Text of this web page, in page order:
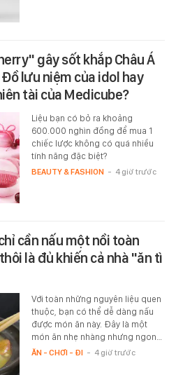
gây sốt khắp Châu Á
lưu niệm của idol hay
tài của Medicube?
Liệu bạn có bỏ ra khoảng
600.000 nghìn đồng để mua 1
chiếc lược không có quá nhiều
tính năng đặc biệt?
BEAUTY & FASHION - 4 giờ trước
cần nấu một nồi toàn
là đủ khiến cả nhà "ăn tì
Với toàn những nguyên liệu quen
thuộc, bạn có thể dễ dàng nấu
được món ăn này. Đây là một
món ăn nhẹ nhàng nhưng ngon…
ĂN - CHƠI - ĐI - 4 giờ trước